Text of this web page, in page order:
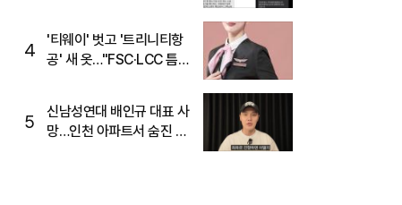
4
'티웨이' 벗고 '트리니티항
공' 새 옷…"FSC·LCC 틈
5
신남성연대 배인규 대표 사
망…인천 아파트서 숨진 채